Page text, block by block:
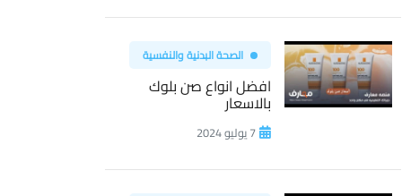
الصحة البدنية والنفسية
افضل انواع صن بلوك
بالاسعار
7 يوليو 2024